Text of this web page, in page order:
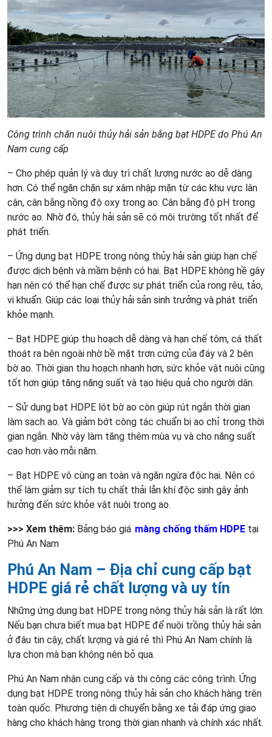
Công trình chăn nuôi thủy hải sản bằng bạt HDPE do Phú An
Nam cung cấp
– Cho phép quản lý và duy trì chất lượng nước ao dễ dàng
hơn. Có thể ngăn chặn sự xâm nhập mặn từ các khu vực lân
cận, cân bằng nồng độ oxy trong ao. Cân bằng độ pH trong
nước ao. Nhờ đó, thủy hải sản sẽ có môi trường tốt nhất để
phát triển.
– Ứng dụng bạt HDPE trong nông thủy hải sản giúp hạn chế
được dịch bệnh và mầm bệnh có hại. Bạt HDPE không hề gây
hạn nên có thể hạn chế được sự phát triển của rong rêu, tảo,
vi khuẩn. Giúp các loại thủy hải sản sinh trưởng và phát triển
khỏe mạnh.
– Bạt HDPE giúp thu hoạch dễ dàng và hạn chế tôm, cá thất
thoát ra bên ngoài nhờ bề mặt trơn cứng của đáy và 2 bên
bờ ao. Thời gian thu hoạch nhanh hơn, sức khỏe vật nuôi cũng
tốt hơn giúp tăng năng suất và tạo hiệu quả cho người dân.
– Sử dụng bạt HDPE lót bờ ao còn giúp rút ngắn thời gian
làm sạch ao. Và giảm bớt công tác chuẩn bị ao chỉ trong thời
gian ngắn. Nhờ vậy làm tăng thêm mùa vụ và cho năng suất
cao hơn vào mỗi năm.
– Bạt HDPE vô cùng an toàn và ngăn ngừa độc hại. Nên có
thể làm giảm sự tích tụ chất thải lẫn khí độc sinh gây ảnh
hưởng đến sức khỏe vật nuôi trong ao.
>>> Xem thêm: Bảng báo giá màng chống thấm HDPE tại
Phú An Nam
Phú An Nam – Địa chỉ cung cấp bạt
HDPE giá rẻ chất lượng và uy tín
Những ứng dụng bạt HDPE trong nông thủy hải sản là rất lớn.
Nếu bạn chưa biết mua bạt HDPE để nuôi trồng thủy hải sản
ở đâu tin cậy, chất lượng và giá rẻ thì Phú An Nam chính là
lựa chọn mà bạn không nên bỏ qua.
Phú An Nam nhận cung cấp và thi công các công trình. Ứng
dụng bạt HDPE trong nông thủy hải sản cho khách hàng trên
toàn quốc. Phương tiện di chuyển bằng xe tải đáp ứng giao
hàng cho khách hàng trong thời gian nhanh và chính xác nhất.